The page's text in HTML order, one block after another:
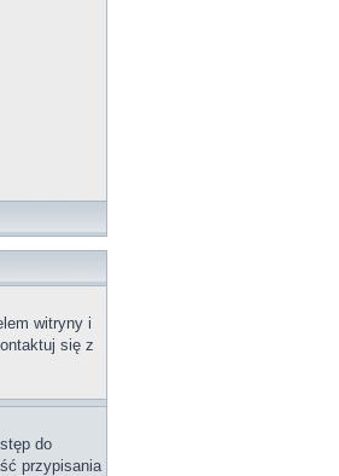
witryny i
się z
do
przypisania